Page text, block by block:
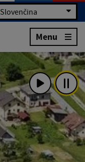
Slovenčina
Menu